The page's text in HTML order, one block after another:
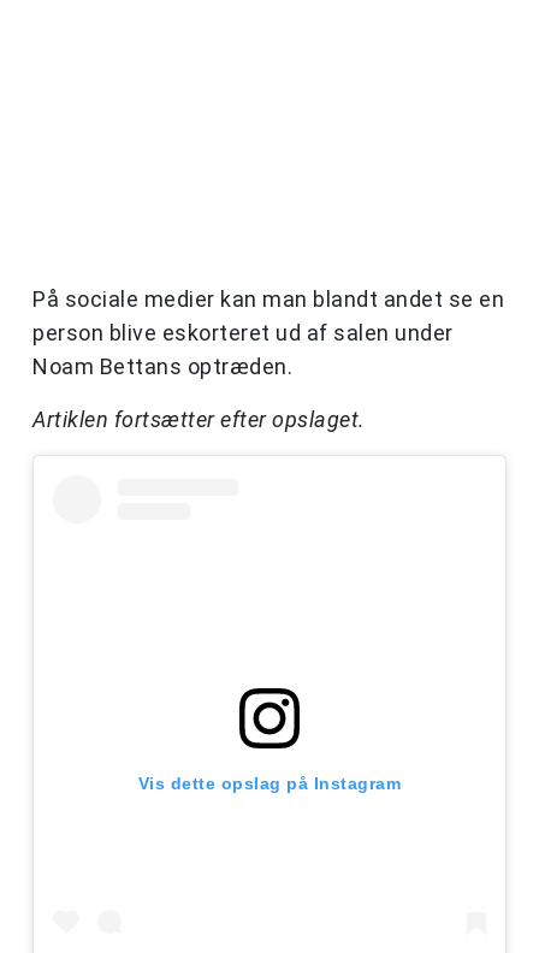
På sociale medier kan man blandt andet se en
person blive eskorteret ud af salen under
Noam Bettans optræden.
Artiklen fortsætter efter opslaget.
Vis dette opslag på Instagram